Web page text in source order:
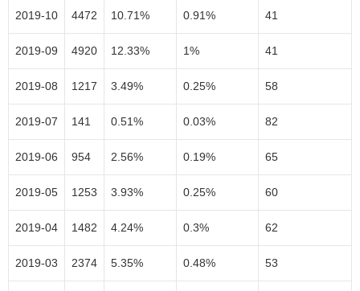
2019-10 4472 10.71% 0.91% 41
2019-09 4920 12.33% 1% 41
2019-08 1217 3.49% 0.25% 58
2019-07 141 0.51% 0.03% 82
2019-06 954 2.56% 0.19% 65
2019-05 1253 3.93% 0.25% 60
2019-04 1482 4.24% 0.3% 62
2019-03 2374 5.35% 0.48% 53